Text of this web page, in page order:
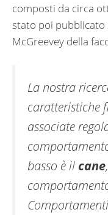
composti da circa
stato poi pubblicato
McGreevey della
La nostra
caratteristiche
associate
basso è il cane